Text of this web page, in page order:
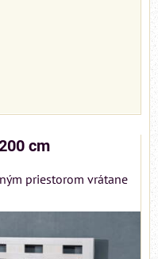
cm
priestorom vrátane